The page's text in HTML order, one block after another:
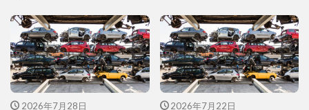
2026年7月28日 2026年7月22日